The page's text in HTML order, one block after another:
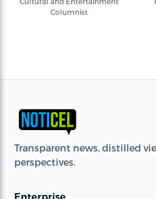
Columnist
Transparent news, distilled
perspectives.